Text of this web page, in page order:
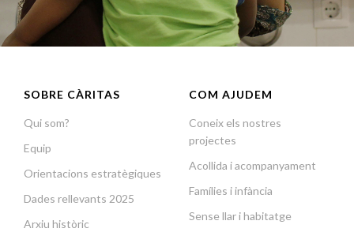
SOBRE CÀRITAS
Qui som?
Equip
Orientacions estratègiques
Dades rellevants 2025
Arxiu històric
COM AJUDEM
Coneix els nostres
projectes
Acollida i acompanyament
Famílies i infància
Sense llar i habitatge